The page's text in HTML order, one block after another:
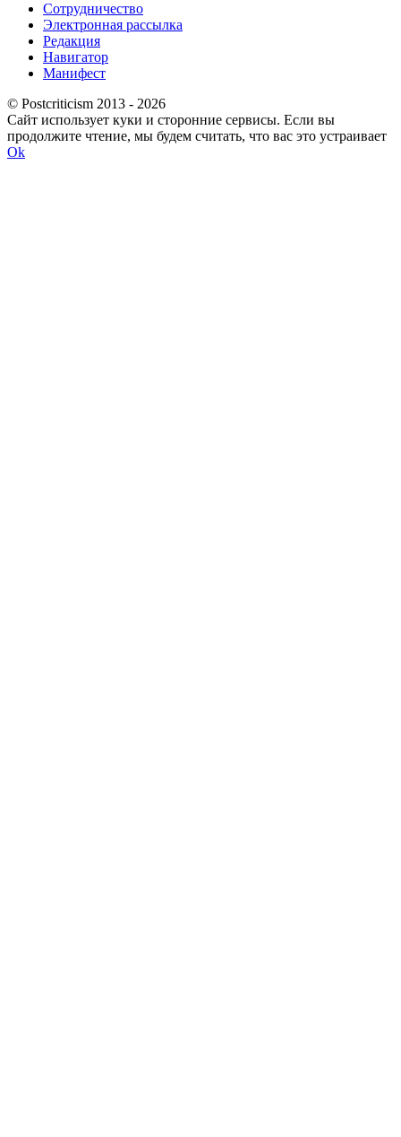
Сотрудничество
Электронная рассылка
Редакция
Навигатор
Манифест
© Postcriticism 2013 - 2026
Сайт использует куки и сторонние сервисы. Если вы
продолжите чтение, мы будем считать, что вас это устраивает
Ok